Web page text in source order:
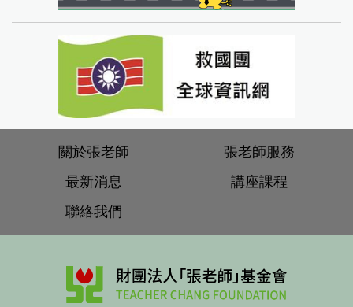
關於張老師
張老師服務
最新消息
講座課程
聯絡我們